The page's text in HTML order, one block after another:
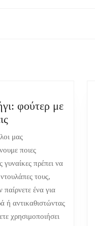
φούτερ με
φούτερ
με
στρώσεις
μας
ποιες
γυναίκες πρέπει να
τους,
ένα για
ή αντικαθιστώντας
χρησιμοποιήσει